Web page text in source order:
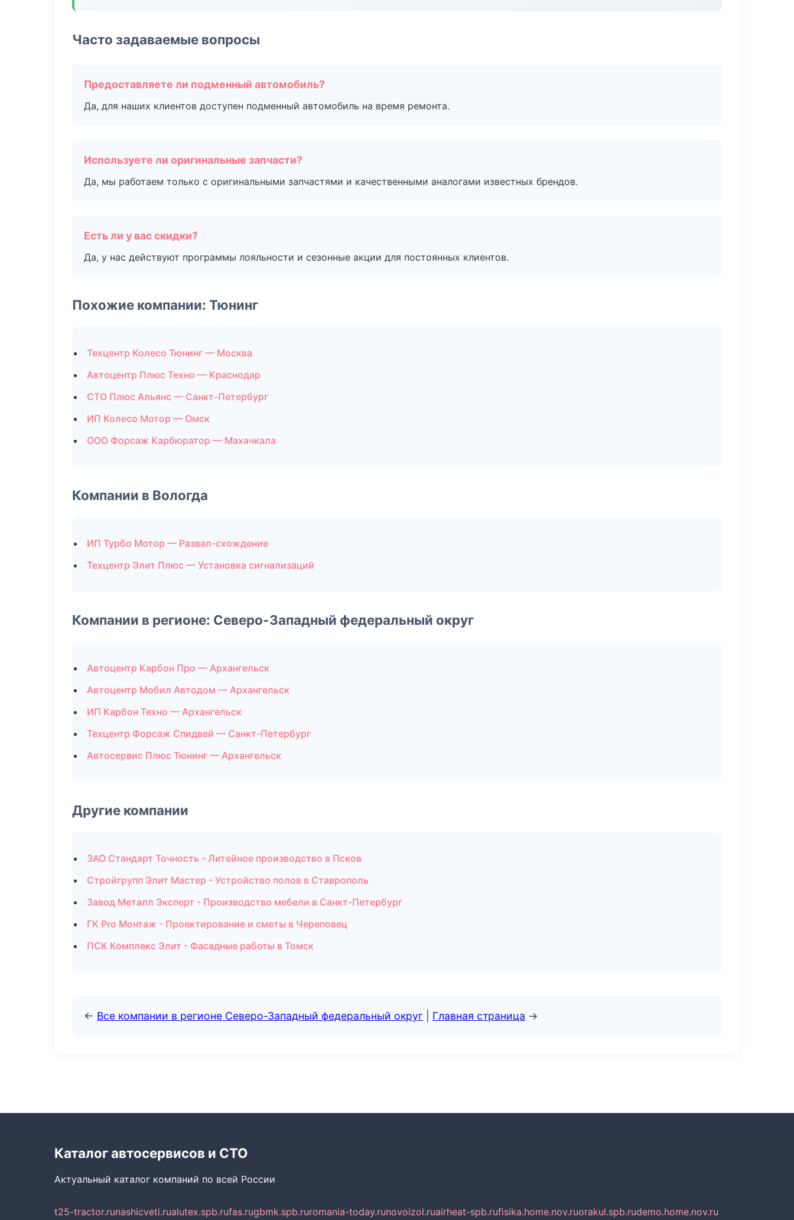
Часто задаваемые вопросы
Предоставляете ли подменный автомобиль?
Да, для наших клиентов доступен подменный автомобиль на время ремонта.
Используете ли оригинальные запчасти?
Да, мы работаем только с оригинальными запчастями и качественными аналогами известных брендов.
Есть ли у вас скидки?
Да, у нас действуют программы лояльности и сезонные акции для постоянных клиентов.
Похожие компании: Тюнинг
Техцентр Колесо Тюнинг — Москва
Автоцентр Плюс Техно — Краснодар
СТО Плюс Альянс — Санкт-Петербург
ИП Колесо Мотор — Омск
ООО Форсаж Карбюратор — Махачкала
Компании в Вологда
ИП Турбо Мотор — Развал-схождение
Техцентр Элит Плюс — Установка сигнализаций
Компании в регионе: Северо-Западный федеральный округ
Автоцентр Карбон Про — Архангельск
Автоцентр Мобил Автодом — Архангельск
ИП Карбон Техно — Архангельск
Техцентр Форсаж Спидвей — Санкт-Петербург
Автосервис Плюс Тюнинг — Архангельск
Другие компании
ЗАО Стандарт Точность - Литейное производство в Псков
Стройгрупп Элит Мастер - Устройство полов в Ставрополь
Завод Металл Эксперт - Производство мебели в Санкт-Петербург
ГК Pro Монтаж - Проектирование и сметы в Череповец
ПСК Комплекс Элит - Фасадные работы в Томск
← Все компании в регионе Северо-Западный федеральный округ Главная страница →
Каталог автосервисов и СТО
Актуальный каталог компаний по всей России
t25-tractor.runashicveti.rualutex.spb.rufas.rugbmk.spb.ruromania-today.runovoizol.ruairheat-spb.rufisika.home.nov.ruorakul.spb.rudemo.home.nov.ru